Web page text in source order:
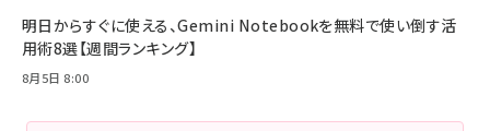
明日からすぐに使える、Gemini Notebookを無料で使い倒す活
用術8選【週間ランキング】
8月5日 8:00